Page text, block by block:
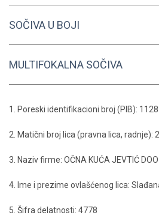
SOČIVA U BOJI
MULTIFOKALNA SOČIVA
1. Poreski identifikacioni broj (PIB):
2. Matični broj lica (pravna lica, radnje):
3. Naziv firme: OČNA KUĆA JEVTIĆ DOO
4. Ime i prezime ovlašćenog lica:
5. Šifra delatnosti: 4778